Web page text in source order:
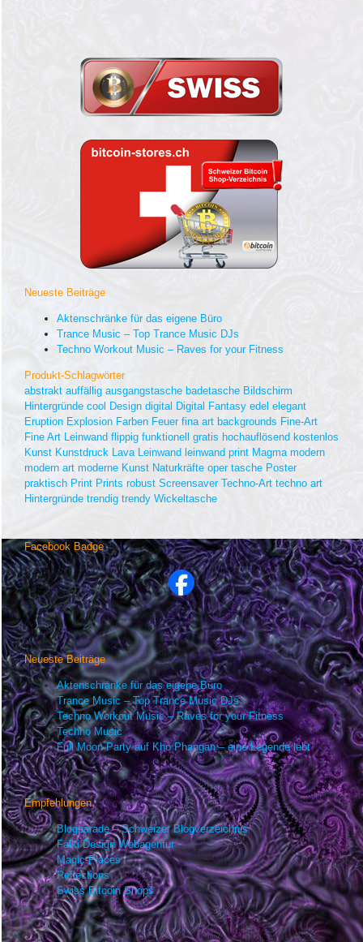
Neueste Beiträge
Aktenschränke für das eigene Büro
Trance Music – Top Trance Music DJs
Techno Workout Music – Raves for your Fitness
Produkt-Schlagwörter
abstrakt auffällig ausgangstasche badetasche Bildschirm
Hintergründe cool Design digital Digital Fantasy edel elegant
Eruption Explosion Farben Feuer fina art backgrounds Fine-Art
Fine Art Leinwand flippig funktionell gratis hochauflösend kostenlos
Kunst Kunstdruck Lava Leinwand leinwand print Magma modern
modern art moderne Kunst Naturkräfte oper tasche Poster
praktisch Print Prints robust Screensaver Techno-Art techno art
Hintergründe trendig trendy Wickeltasche
Facebook Badge
Neueste Beiträge
Aktenschränke für das eigene Büro
Trance Music – Top Trance Music DJs
Techno Workout Music – Raves for your Fitness
Techno Music
Full Moon Party auf Kho Phangan – eine Legende lebt
Empfehlungen
Blogparade – Schweizer Blogverzeichnis
Falki Design Webagentur
Magic-Places
Reflections
Swiss Bitcoin Shops